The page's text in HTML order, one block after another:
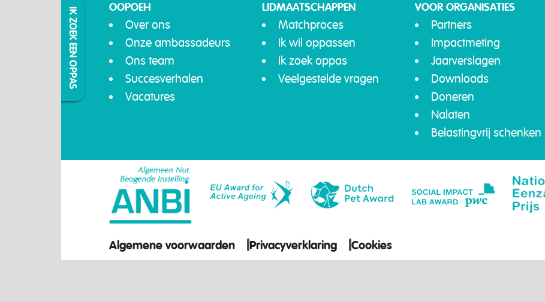
IK ZOEK EEN OPPAS OOPOEH
Over ons
Onze ambassadeurs
Ons team
Succesverhalen
Vacatures
LIDMAATSCHAPPEN
Matchproces
Ik wil oppassen
Ik zoek oppas
Veelgestelde vragen
VOOR ORGANISATIES
Partners
Impactmeting
Jaarverslagen
Downloads
Doneren
Nalaten
Belastingvrij schenken
Algemene voorwaarden Privacyverklaring Cookies